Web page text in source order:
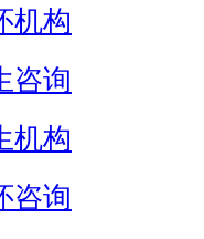
机构
咨询
机构
咨询